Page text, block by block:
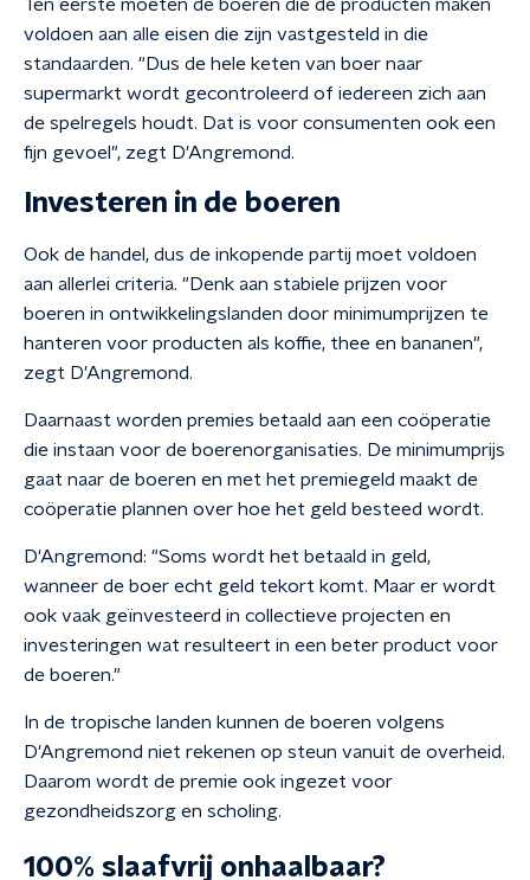
Ten eerste moeten de boeren die de producten maken
voldoen aan alle eisen die zijn vastgesteld in die
standaarden. "Dus de hele keten van boer naar
supermarkt wordt gecontroleerd of iedereen zich aan
de spelregels houdt. Dat is voor consumenten ook een
fijn gevoel", zegt D'Angremond.
Investeren in de boeren
Ook de handel, dus de inkopende partij moet voldoen
aan allerlei criteria. "Denk aan stabiele prijzen voor
boeren in ontwikkelingslanden door minimumprijzen te
hanteren voor producten als koffie, thee en bananen",
zegt D'Angremond.
Daarnaast worden premies betaald aan een coöperatie
die instaan voor de boerenorganisaties. De minimumprijs
gaat naar de boeren en met het premiegeld maakt de
coöperatie plannen over hoe het geld besteed wordt.
D'Angremond: "Soms wordt het betaald in geld,
wanneer de boer echt geld tekort komt. Maar er wordt
ook vaak geïnvesteerd in collectieve projecten en
investeringen wat resulteert in een beter product voor
de boeren."
In de tropische landen kunnen de boeren volgens
D'Angremond niet rekenen op steun vanuit de overheid.
Daarom wordt de premie ook ingezet voor
gezondheidszorg en scholing.
100% slaafvrij onhaalbaar?